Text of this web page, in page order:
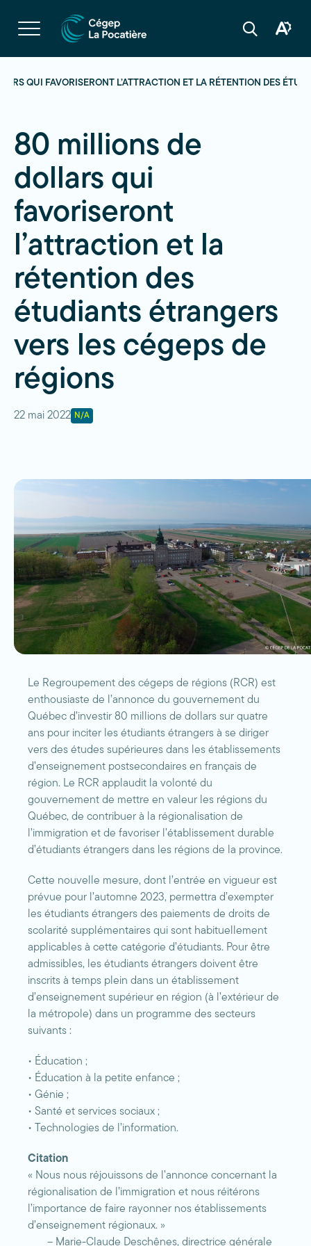
Ouvrir
la
navigation
Ouvrir
recherche
Ouvrir
outils
QUI FAVORISERONT L’ATTRACTION ET LA RÉTENTION DES
80 millions de
dollars qui
favoriseront
l’attraction et la
rétention des
étudiants étrangers
vers les cégeps de
régions
22 mai 2022 N/A
Le Regroupement des cégeps de régions (RCR) est
enthousiaste de l’annonce du gouvernement du
Québec d’investir 80 millions de dollars sur quatre
ans pour inciter les étudiants étrangers à se diriger
vers des études supérieures dans les établissements
d’enseignement postsecondaires en français de
région. Le RCR applaudit la volonté du
gouvernement de mettre en valeur les régions du
Québec, de contribuer à la régionalisation de
l’immigration et de favoriser l’établissement durable
d’étudiants étrangers dans les régions de la province.
Cette nouvelle mesure, dont l’entrée en vigueur est
prévue pour l’automne 2023, permettra d’exempter
les étudiants étrangers des paiements de droits de
scolarité supplémentaires qui sont habituellement
applicables à cette catégorie d’étudiants. Pour être
admissibles, les étudiants étrangers doivent être
inscrits à temps plein dans un établissement
d’enseignement supérieur en région (à l’extérieur de
la métropole) dans un programme des secteurs
suivants :
• Éducation ;
• Éducation à la petite enfance ;
• Génie ;
• Santé et services sociaux ;
• Technologies de l’information.
Citation
« Nous nous réjouissons de l’annonce concernant la
régionalisation de l’immigration et nous réitérons
l’importance de faire rayonner nos établissements
d’enseignement régionaux. »
– Marie-Claude Deschênes, directrice générale